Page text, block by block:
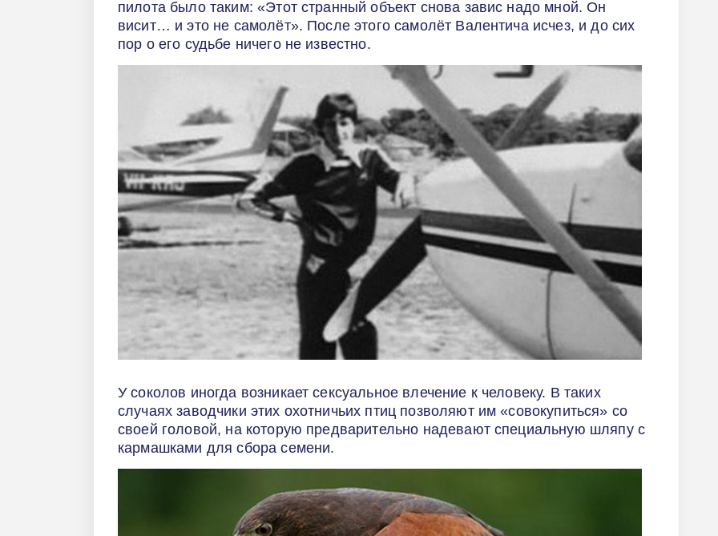
пилота было таким: «Этот странный объект снова завис надо мной. Он
висит… и это не самолёт». После этого самолёт Валентича исчез, и до сих
пор о его судьбе ничего не известно.
У соколов иногда возникает сексуальное влечение к человеку. В таких
случаях заводчики этих охотничьих птиц позволяют им «совокупиться» со
своей головой, на которую предварительно надевают специальную шляпу с
кармашками для сбора семени.